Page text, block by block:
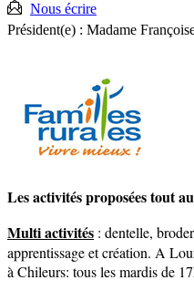
Nous écrire
Président(e) : Madame
Les activités proposées tout
Multi activités : dentelle,
apprentissage et création. A
à Chileurs: tous les mardis de